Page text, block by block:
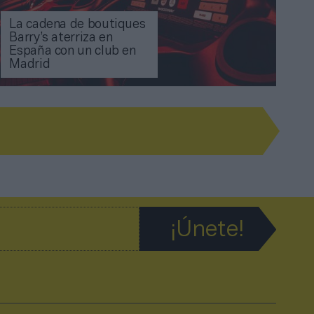
La cadena de boutiques
Barry’s aterriza en
España con un club en
Madrid